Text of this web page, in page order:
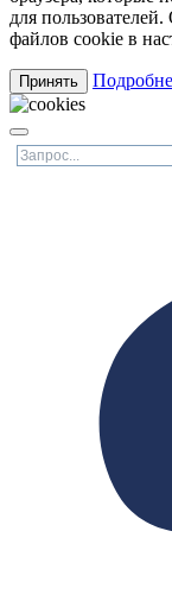
для
файлов cookie в
Принять